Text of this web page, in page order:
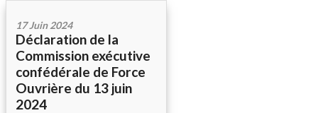
17 Juin 2024
Déclaration de la
Commission exécutive
confédérale de Force
Ouvrière du 13 juin
2024